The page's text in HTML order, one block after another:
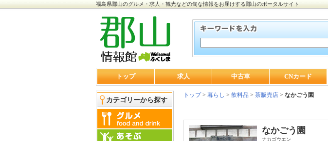
福島県郡山のグルメ・求人・観光などの旬な情報をお届けする郡山のポータルサイト
トップ 求人 中古車 CNカード
カテゴリーから探す
トップ> 暮らし > 飲料品 > 茶販売店 > なかごう園
なかごう園
ナカゴウエン